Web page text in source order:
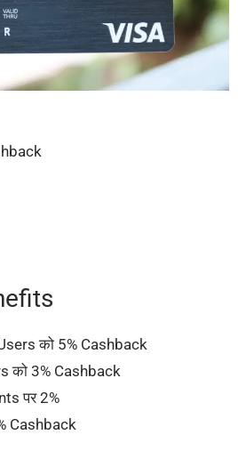
को 5% Cashback
को 3% Cashback
पर 2%
Cashback